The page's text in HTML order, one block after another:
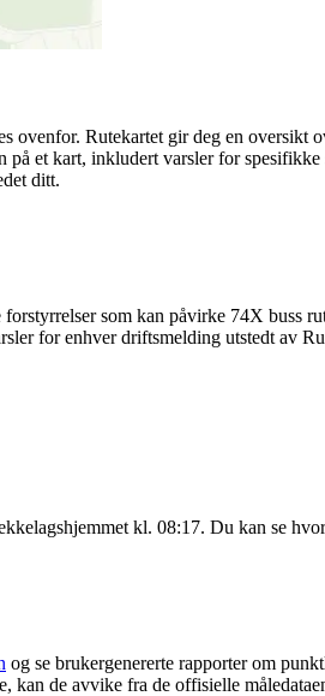
Rutekartet gir deg en oversikt
et kart, inkludert varsler for
ditt.
som kan påvirke 74X buss
for enhver driftsmelding utstedt av
kl. 08:17. Du kan se
og se brukergenererte rapporter om
kan de avvike fra de offisielle